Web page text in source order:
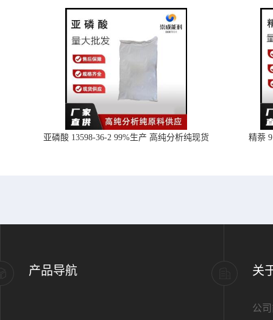
亚磷酸 13598-36-2 99%生产 高纯分析纯现货 精萘
产品导航 关
公